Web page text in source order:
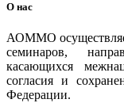
О нас
АОММО
семинаров,
касающихся
согласия и
Федерации.